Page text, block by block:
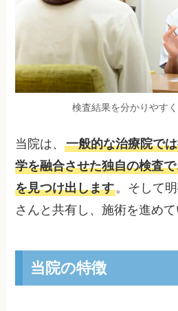
検査結果を分かりやす
当院は、一般的な治療院で
学を融合させた独自の検査
を見つけ出します。そして
さんと共有し、施術を進めて
当院の特徴